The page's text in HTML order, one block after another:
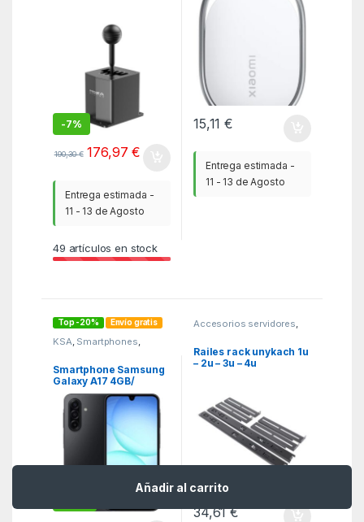
Añadir al carrito
-7%
190,30€ 176,97€
Entrega estimada -
11 - 13 de Agosto
49 artículos en stock
15,11€
Entrega estimada -
11 - 13 de Agosto
Top -20% Envío gratis
KSA, Smartphones,
Smartphone Samsung
Galaxy A17 4GB/
128GB/ 6.7″/ 5G/ Negro
Accesorios servidores,
Railes rack unykach 1u
– 2u – 3u – 4u
34,61€